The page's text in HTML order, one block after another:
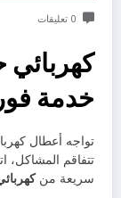
0 تعليقات
كهربائي
خدمة فورية
تواجه أعطال
تتفاقم المشاكل،
سريعة من